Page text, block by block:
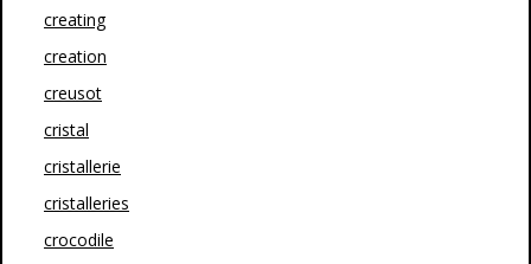
creating
creation
creusot
cristal
cristallerie
cristalleries
crocodile